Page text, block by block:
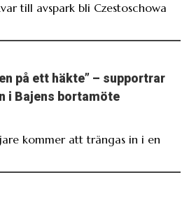
till avspark bli Czestoschowa
på ett häkte” – supportrar
i Bajens bortamöte
kommer att trängas in i en